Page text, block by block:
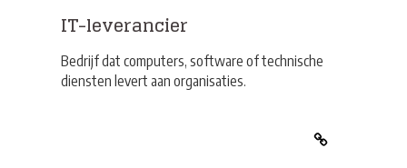
IT-leverancier
Bedrijf dat computers, software of technische
diensten levert aan organisaties.